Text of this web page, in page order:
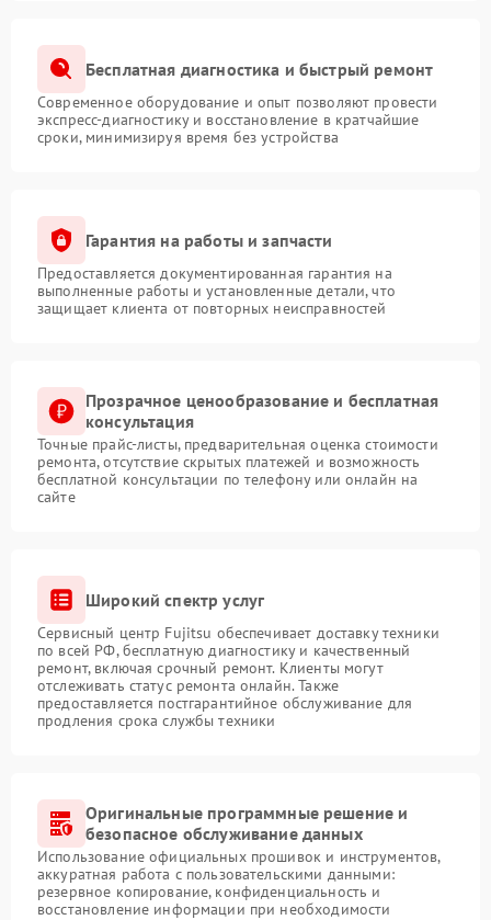
Бесплатная диагностика и быстрый ремонт
Современное оборудование и опыт позволяют провести
экспресс-диагностику и восстановление в кратчайшие
сроки, минимизируя время без устройства
Гарантия на работы и запчасти
Предоставляется документированная гарантия на
выполненные работы и установленные детали, что
защищает клиента от повторных неисправностей
Прозрачное ценообразование и бесплатная
консультация
Точные прайс-листы, предварительная оценка стоимости
ремонта, отсутствие скрытых платежей и возможность
бесплатной консультации по телефону или онлайн на
сайте
Широкий спектр услуг
Сервисный центр Fujitsu обеспечивает доставку техники
по всей РФ, бесплатную диагностику и качественный
ремонт, включая срочный ремонт. Клиенты могут
отслеживать статус ремонта онлайн. Также
предоставляется постгарантийное обслуживание для
продления срока службы техники
Оригинальные программные решение и
безопасное обслуживание данных
Использование официальных прошивок и инструментов,
аккуратная работа с пользовательскими данными:
резервное копирование, конфиденциальность и
восстановление информации при необходимости